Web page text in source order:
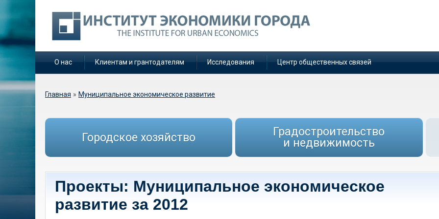
О нас Клиентам и грантодателям Исследования Центр общественных связей
Вы здесь
Главная » Муниципальное экономическое развитие
Городское хозяйство
Градостроительство
и недвижимость
Проекты: Муниципальное экономическое
развитие за 2012